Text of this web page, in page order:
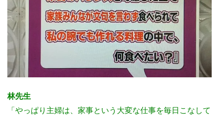
林先生
「やっぱり主婦は、家事という大変な仕事を毎日こなして